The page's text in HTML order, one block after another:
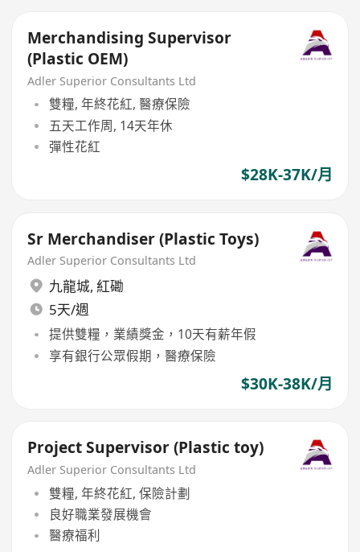
Merchandising Supervisor
(Plastic OEM)
Adler Superior Consultants Ltd
雙糧, 年終花紅, 醫療保險
五天工作周, 14天年休
彈性花紅
$28K-37K/月
Sr Merchandiser (Plastic Toys)
Adler Superior Consultants Ltd
九龍城, 紅磡
5天/週
提供雙糧，業績獎金，10天有薪年假
享有銀行公眾假期，醫療保險
$30K-38K/月
Project Supervisor (Plastic toy)
Adler Superior Consultants Ltd
雙糧, 年終花紅, 保險計劃
良好職業發展機會
醫療福利